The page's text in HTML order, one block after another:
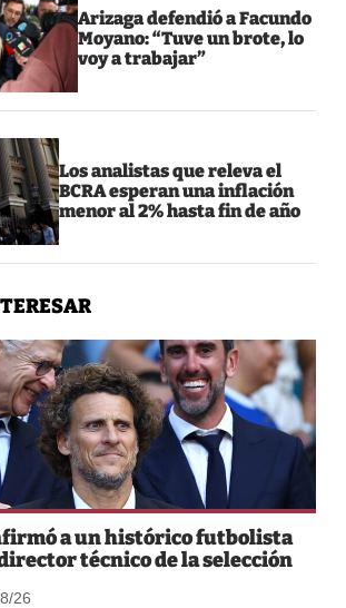
Arizaga defendió a Facundo
Moyano: “Tuve un brote, lo
voy a trabajar”
Los analistas que releva el
BCRA esperan una inflación
menor al 2% hasta fin de año
a un histórico futbolista
técnico de la selección
26